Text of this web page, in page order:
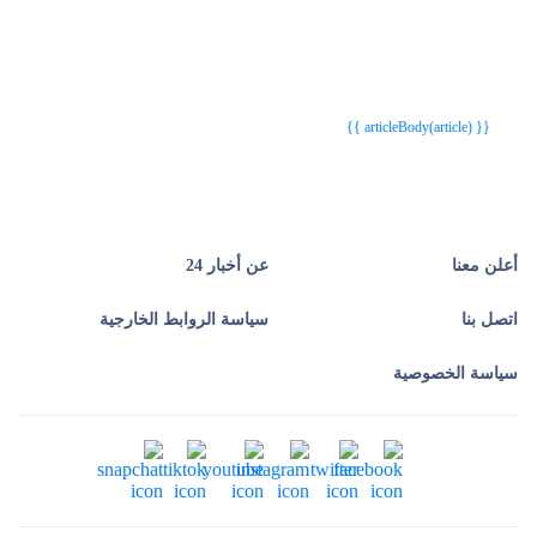
{{ articleBody(article) }}
أعلن معنا عن أخبار 24
اتصل بنا سياسة الروابط الخارجية
سياسة الخصوصية